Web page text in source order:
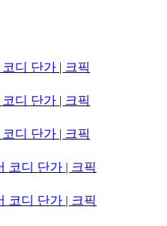
디 단가 | 크픽
디 단가 | 크픽
디 단가 | 크픽
코디 단가 | 크픽
코디 단가 | 크픽